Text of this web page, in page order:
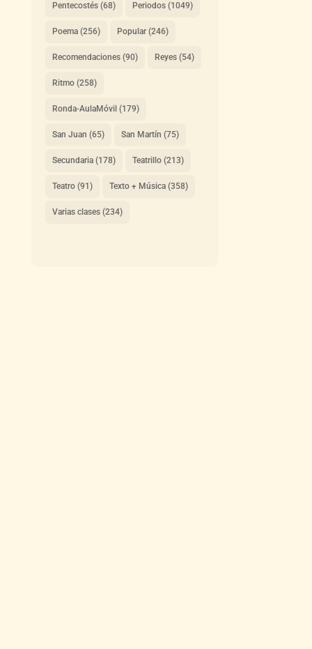
Pentecostés(68) Periodos(1049)
Poema(256) Popular(246)
Recomendaciones(90) Reyes(54)
Ritmo(258)
Ronda-AulaMóvil (179)
San Juan (65) San Martín (75)
Secundaria(178) Teatrillo(213)
Teatro(91) Texto + Música(358)
Varias clases(234)